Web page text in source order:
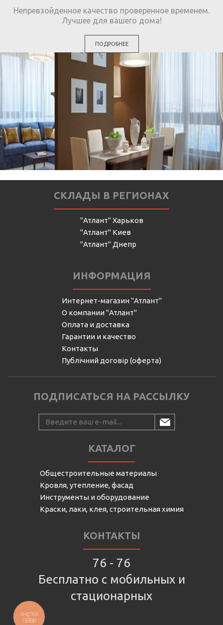
Непревзойденное качество проверенное временем.
Лучшее для вашего дома!
ПОДРОБНЕЕ
СКЛАДЫ В РЕГИОНАХ
"Атлант" Харьков
"Атлант" Киев
"Атлант" Днепр
ИНФОРМАЦИЯ
Интернет-магазин "Атлант"
О компании "Атлант"
Оплата и доставка
Гарантии и качество
Контакты
Публічний договір (оферта)
ПОДПИСАТЬСЯ НА РАССЫЛКУ
КАТАЛОГ
Общестроительные материалы
Кровля, утепление, фасад
Инструменты и оборудование
Краски, лаки, клея, строительная химия
КОНТАКТЫ
76 - 76
Бесплатно с мобильных и
стационарных
КНОПКА
СВЯЗИ